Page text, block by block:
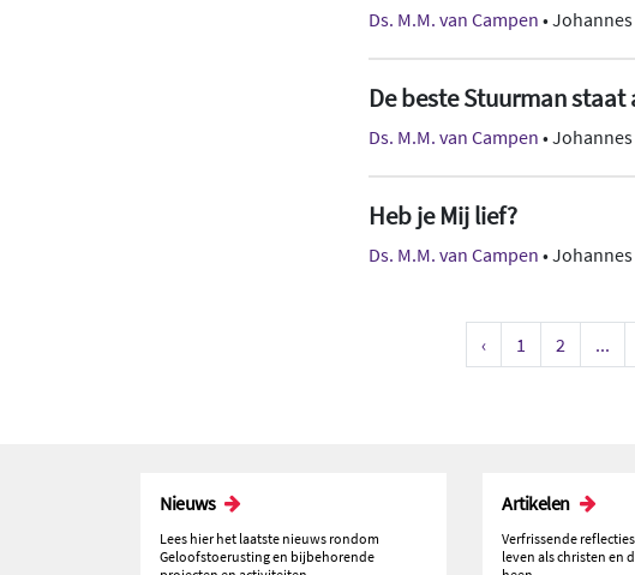
Ds. M.M. van Campen •
De beste Stuurman staat
Ds. M.M. van Campen • Johannes
Heb je Mij lief?
Ds. M.M. van Campen • Johannes
‹ 1 2 ...
Nieuws
Lees hier het laatste nieuws rondom
Geloofstoerusting en bijbehorende
Artikelen
Verfrissende
leven als christen en